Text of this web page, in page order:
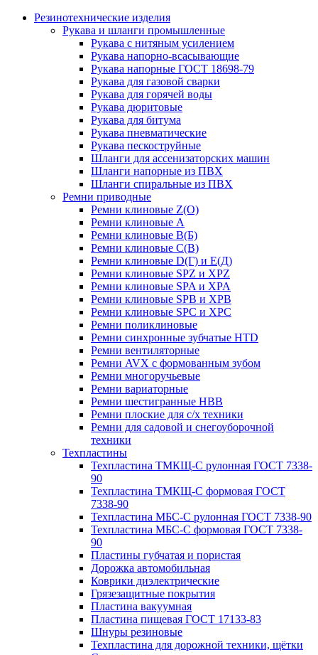
Резинотехнические изделия
Рукава и шланги промышленные
Рукава с нитяным усилением
Рукава напорно-всасывающие
Рукава напорные ГОСТ 18698-79
Рукава для газовой сварки
Рукава для горячей воды
Рукава дюритовые
Рукава для битума
Рукава пневматические
Рукава пескоструйные
Шланги для ассенизаторских машин
Шланги напорные из ПВХ
Шланги спиральные из ПВХ
Ремни приводные
Ремни клиновые Z(О)
Ремни клиновые А
Ремни клиновые В(Б)
Ремни клиновые С(В)
Ремни клиновые D(Г) и Е(Д)
Ремни клиновые SPZ и XPZ
Ремни клиновые SPA и XPA
Ремни клиновые SPB и XPB
Ремни клиновые SPC и XPC
Ремни поликлиновые
Ремни синхронные зубчатые HTD
Ремни вентиляторные
Ремни AVX с формованным зубом
Ремни многоручьевые
Ремни вариаторные
Ремни шестигранные HBB
Ремни плоские для с/х техники
Ремни для садовой и снегоуборочной
техники
Техпластины
Техпластина ТМКЩ-С рулонная ГОСТ 7338-
90
Техпластина ТМКЩ-С формовая ГОСТ
7338-90
Техпластина МБС-С рулонная ГОСТ 7338-90
Техпластина МБС-С формовая ГОСТ 7338-
90
Пластины губчатая и пористая
Дорожка автомобильная
Коврики диэлектрические
Грязезащитные покрытия
Пластина вакуумная
Пластина пищевая ГОСТ 17133-83
Шнуры резиновые
Техпластина для дорожной техники, щётки